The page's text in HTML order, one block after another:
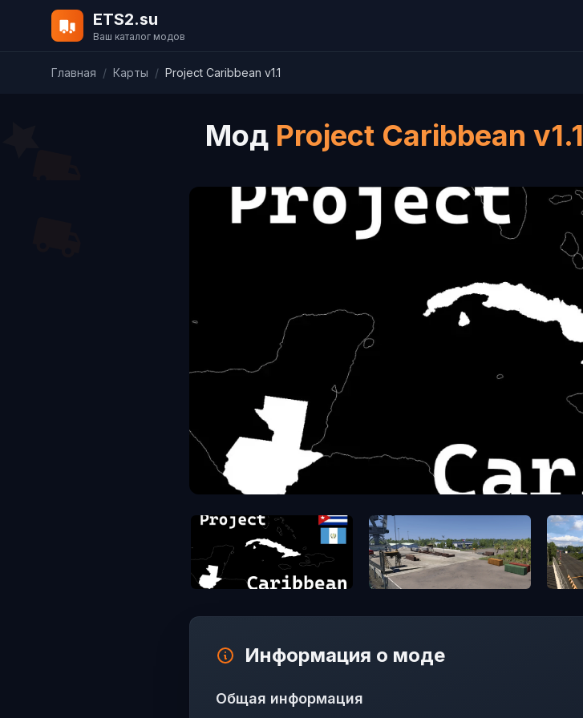
ETS2.su
Ваш каталог модов
Главная / Карты / Project Caribbean v1.1
Мод Project Caribbean v1.1
Информация о моде
Общая информация